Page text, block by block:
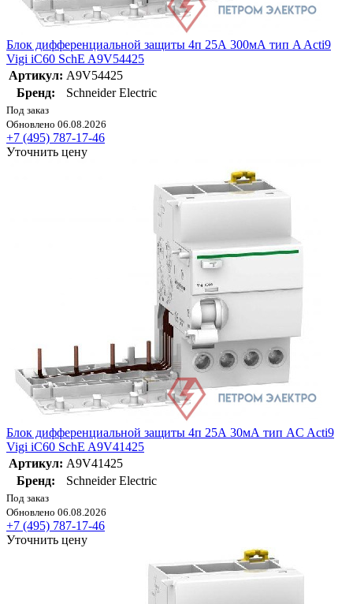
Блок дифференциальной защиты 4п 25А 300мА тип A Acti9
Vigi iC60 SchE A9V54425
Артикул: A9V54425
Бренд:
Schneider Electric
Под заказ
Обновлено 06.08.2026
+7 (495) 787-17-46
Уточнить цену
Блок дифференциальной защиты 4п 25А 30мА тип AC Acti9
Vigi iC60 SchE A9V41425
Артикул: A9V41425
Бренд:
Schneider Electric
Под заказ
Обновлено 06.08.2026
+7 (495) 787-17-46
Уточнить цену